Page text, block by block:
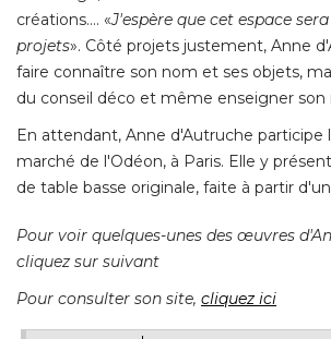
créations…. «J'espère que cet espace
projets». Côté projets justement, Anne
faire connaître son nom et ses objets,
du conseil déco et même enseigner
En attendant, Anne d'Autruche participe
marché de l'Odéon, à Paris. Elle y
de table basse originale, faite à partir
Pour voir quelques-unes des œuvres
cliquez sur suivant
Pour consulter son site, cliquez ici